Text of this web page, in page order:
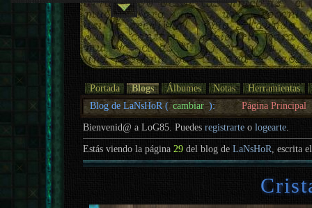
Portada Blogs Álbumes Notas
Herramientas
Blog de LaNsHoR ( cambiar ): Página Principal
Bienvenid@ a LoG85. Puedesregistrarte ologearte.
Estás viendo la página 29 del blog deLaNsHoR , escrita